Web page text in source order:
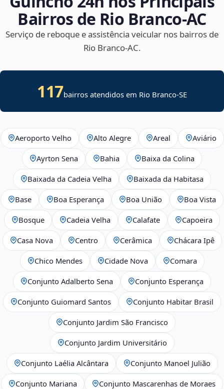
Bairros de Rio Branco‑AC
Serviço de reboque e assistência veicular nos bairros de
Rio Branco‑AC.
117bairros atendidos em Rio Branco-SE
Aeroporto Velho Alto Alegre Areal Aviário
Ayrton Sena Bahia Baixa da Colina
Baixada da Cadeia Velha Baixada da Habitasa
Base Boa Esperança Boa União Boa Vista
Bosque Cadeia Velha Calafate Capoeira
Casa Nova Centro Cerâmica Chácara Ipê
Chico Mendes Cidade Nova Comara
Conjunto Adalberto Sena Conjunto Esperança
Conjunto Guiomard Santos Conjunto Habitar Brasil
Conjunto Jardim São Francisco
Conjunto Jardim Universitário
Conjunto Laélia Alcântara Conjunto Manoel Julião
Conjunto Mariana Conjunto Mascarenhas de Moraes